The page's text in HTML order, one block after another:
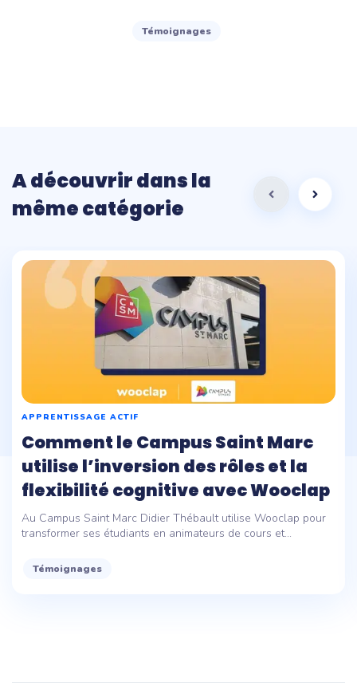
Témoignages
A découvrir dans la
même catégorie
APPRENTISSAGE ACTIF
Comment le Campus Saint Marc
utilise l’inversion des rôles et la
flexibilité cognitive avec Wooclap
Au Campus Saint Marc Didier Thébault utilise Wooclap pour
transformer ses étudiants en animateurs de cours et...
Témoignages